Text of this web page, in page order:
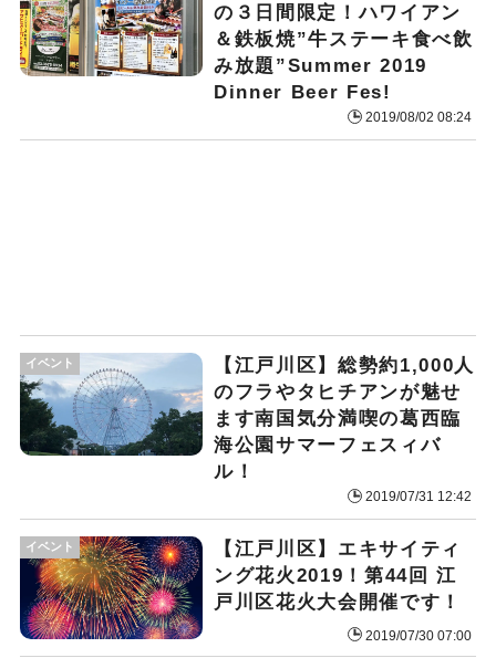
の３日間限定！ハワイアン
＆鉄板焼”牛ステーキ食べ飲
み放題”Summer 2019
Dinner Beer Fes!
2019/08/02 08:24
【江戸川区】総勢約1,000人
のフラやタヒチアンが魅せ
ます南国気分満喫の葛西臨
海公園サマーフェスィバ
ル！
2019/07/31 12:42
イベント
【江戸川区】エキサイティ
ング花火2019！第44回 江
戸川区花火大会開催です！
2019/07/30 07:00
イベント